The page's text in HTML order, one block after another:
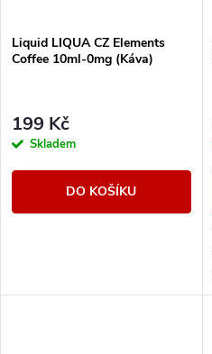
Liquid LIQUA CZ Elements
Coffee 10ml-0mg (Káva)
199 Kč
Skladem
DO KOŠÍKU